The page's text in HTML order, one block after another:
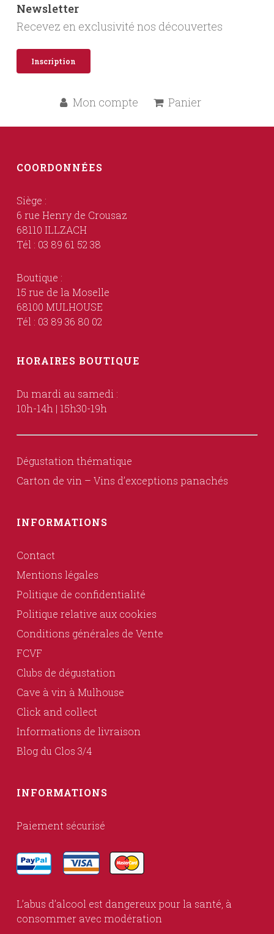
Newsletter
Recevez en exclusivité nos découvertes
Inscription
Mon compte Panier
COORDONNÉES
Siège :
6 rue Henry de Crousaz
68110 ILLZACH
Tél : 03 89 61 52 38
Boutique :
15 rue de la Moselle
68100 MULHOUSE
Tél : 03 89 36 80 02
HORAIRES BOUTIQUE
Du mardi au samedi :
10h-14h | 15h30-19h
Dégustation thématique
Carton de vin – Vins d’exceptions panachés
INFORMATIONS
Contact
Mentions légales
Politique de confidentialité
Politique relative aux cookies
Conditions générales de Vente
FCVF
Clubs de dégustation
Cave à vin à Mulhouse
Click and collect
Informations de livraison
Blog du Clos 3/4
INFORMATIONS
Paiement sécurisé
L’abus d’alcool est dangereux pour la santé, à
consommer avec modération